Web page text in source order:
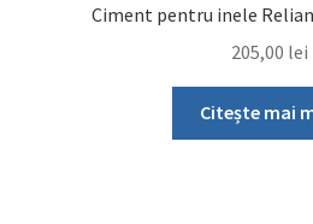
Ciment pentru inele
205,00 lei
Citește mai